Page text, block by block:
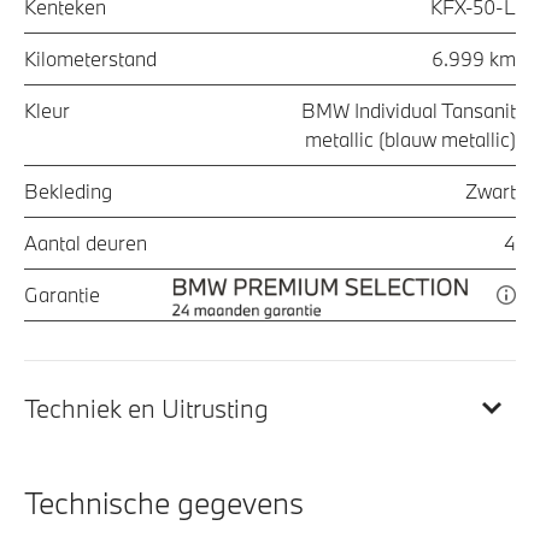
Kenteken KFX-50-L
Kilometerstand 6.999 km
Kleur
BMW Individual Tansanit
metallic (blauw metallic)
Bekleding Zwart
Aantal deuren 4
Garantie
Techniek en Uitrusting
Technische gegevens